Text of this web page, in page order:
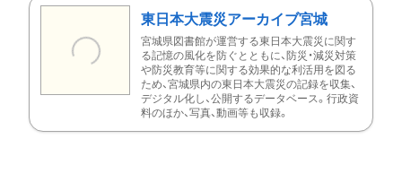
東日本大震災アーカイブ宮城
宮城県図書館が運営する東日本大震災に関す
る記憶の風化を防ぐとともに、防災・減災対策
や防災教育等に関する効果的な利活用を図る
ため、宮城県内の東日本大震災の記録を収集、
デジタル化し、公開するデータベース。行政資
料のほか、写真、動画等も収録。